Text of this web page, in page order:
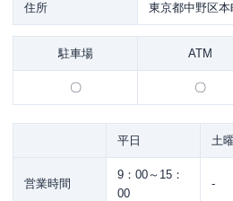
住所 東京都中野区本
駐車場 ATM
〇 〇
平日 土
営業時間
9：00～15：
00
-